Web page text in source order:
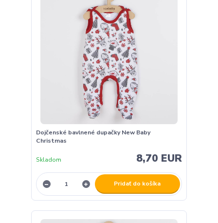
Dojčenské bavlnené dupačky New Baby
Christmas
8,70 EUR
Skladom
Pridať do košíka